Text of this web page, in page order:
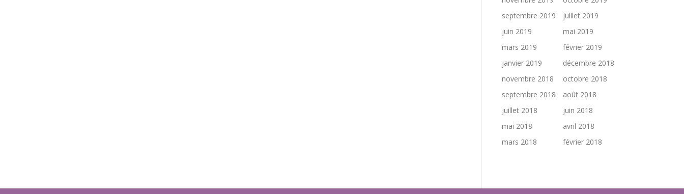
septembre 2019
juillet 2019
juin 2019
mai 2019
mars 2019
février 2019
janvier 2019
décembre 2018
novembre 2018
octobre 2018
septembre 2018
août 2018
juillet 2018
juin 2018
mai 2018
avril 2018
mars 2018
février 2018